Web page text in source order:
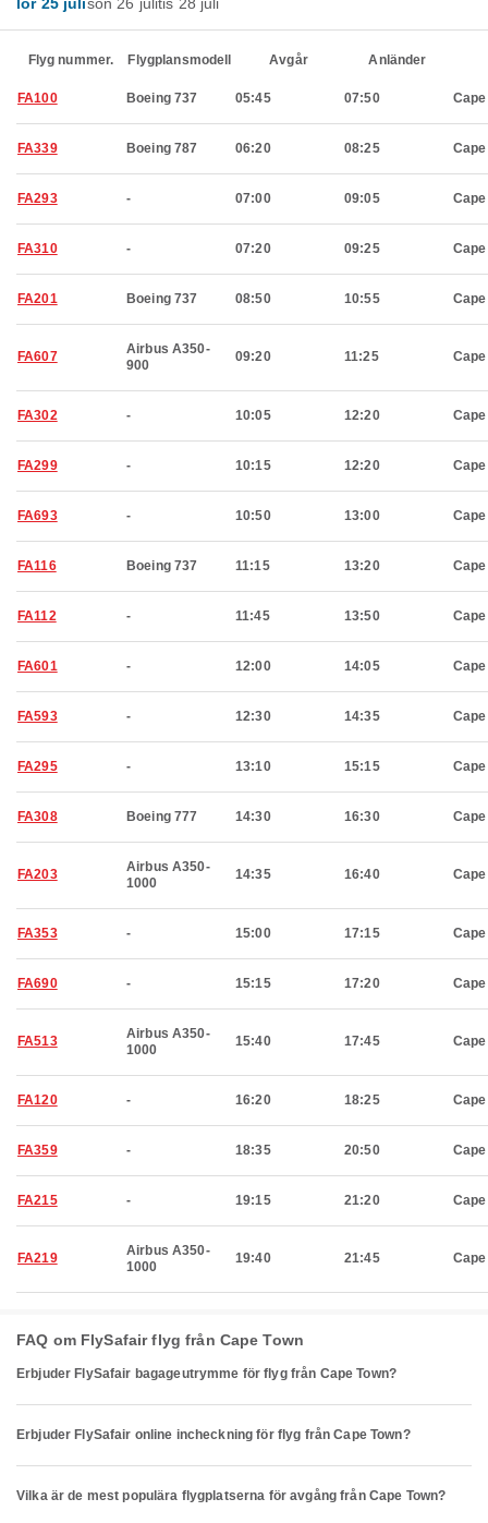
Flyg nummer. Flygplansmodell Avgår Anländer
FA100 Boeing 737 05:45 07:50
FA339 Boeing 787 06:20 08:25
FA293 - 07:00 09:05
FA310 - 07:20 09:25
FA201 Boeing 737 08:50 10:55
FA607
Airbus A350-
900
09:20 11:25
FA302 - 10:05 12:20
FA299 - 10:15 12:20
FA693 - 10:50 13:00
FA116 Boeing 737 11:15 13:20
FA112 - 11:45 13:50
FA601 - 12:00 14:05
FA593 - 12:30 14:35
FA295 - 13:10 15:15
FA308 Boeing 777 14:30 16:30
FA203
Airbus A350-
1000
14:35 16:40
FA353 - 15:00 17:15
FA690 - 15:15 17:20
FA513
Airbus A350-
1000
15:40 17:45
FA120 - 16:20 18:25
FA359 - 18:35 20:50
FA215 - 19:15 21:20
FA219
Airbus A350-
1000
19:40 21:45
FAQ om FlySafair flyg från Cape Town
Erbjuder FlySafair bagageutrymme för flyg från Cape Town?
Erbjuder FlySafair online incheckning för flyg från Cape Town?
Vilka är de mest populära flygplatserna för avgång från Cape Town?